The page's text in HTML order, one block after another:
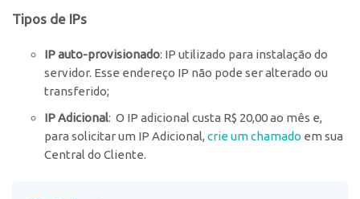
Tipos de IPs
IP auto-provisionado: IP utilizado para instalação do
servidor. Esse endereço IP não pode ser alterado ou
transferido;
IP Adicional: O IP adicional custa R$ 20,00 ao mês e,
para solicitar um IP Adicional, crie um chamado em sua
Central do Cliente.